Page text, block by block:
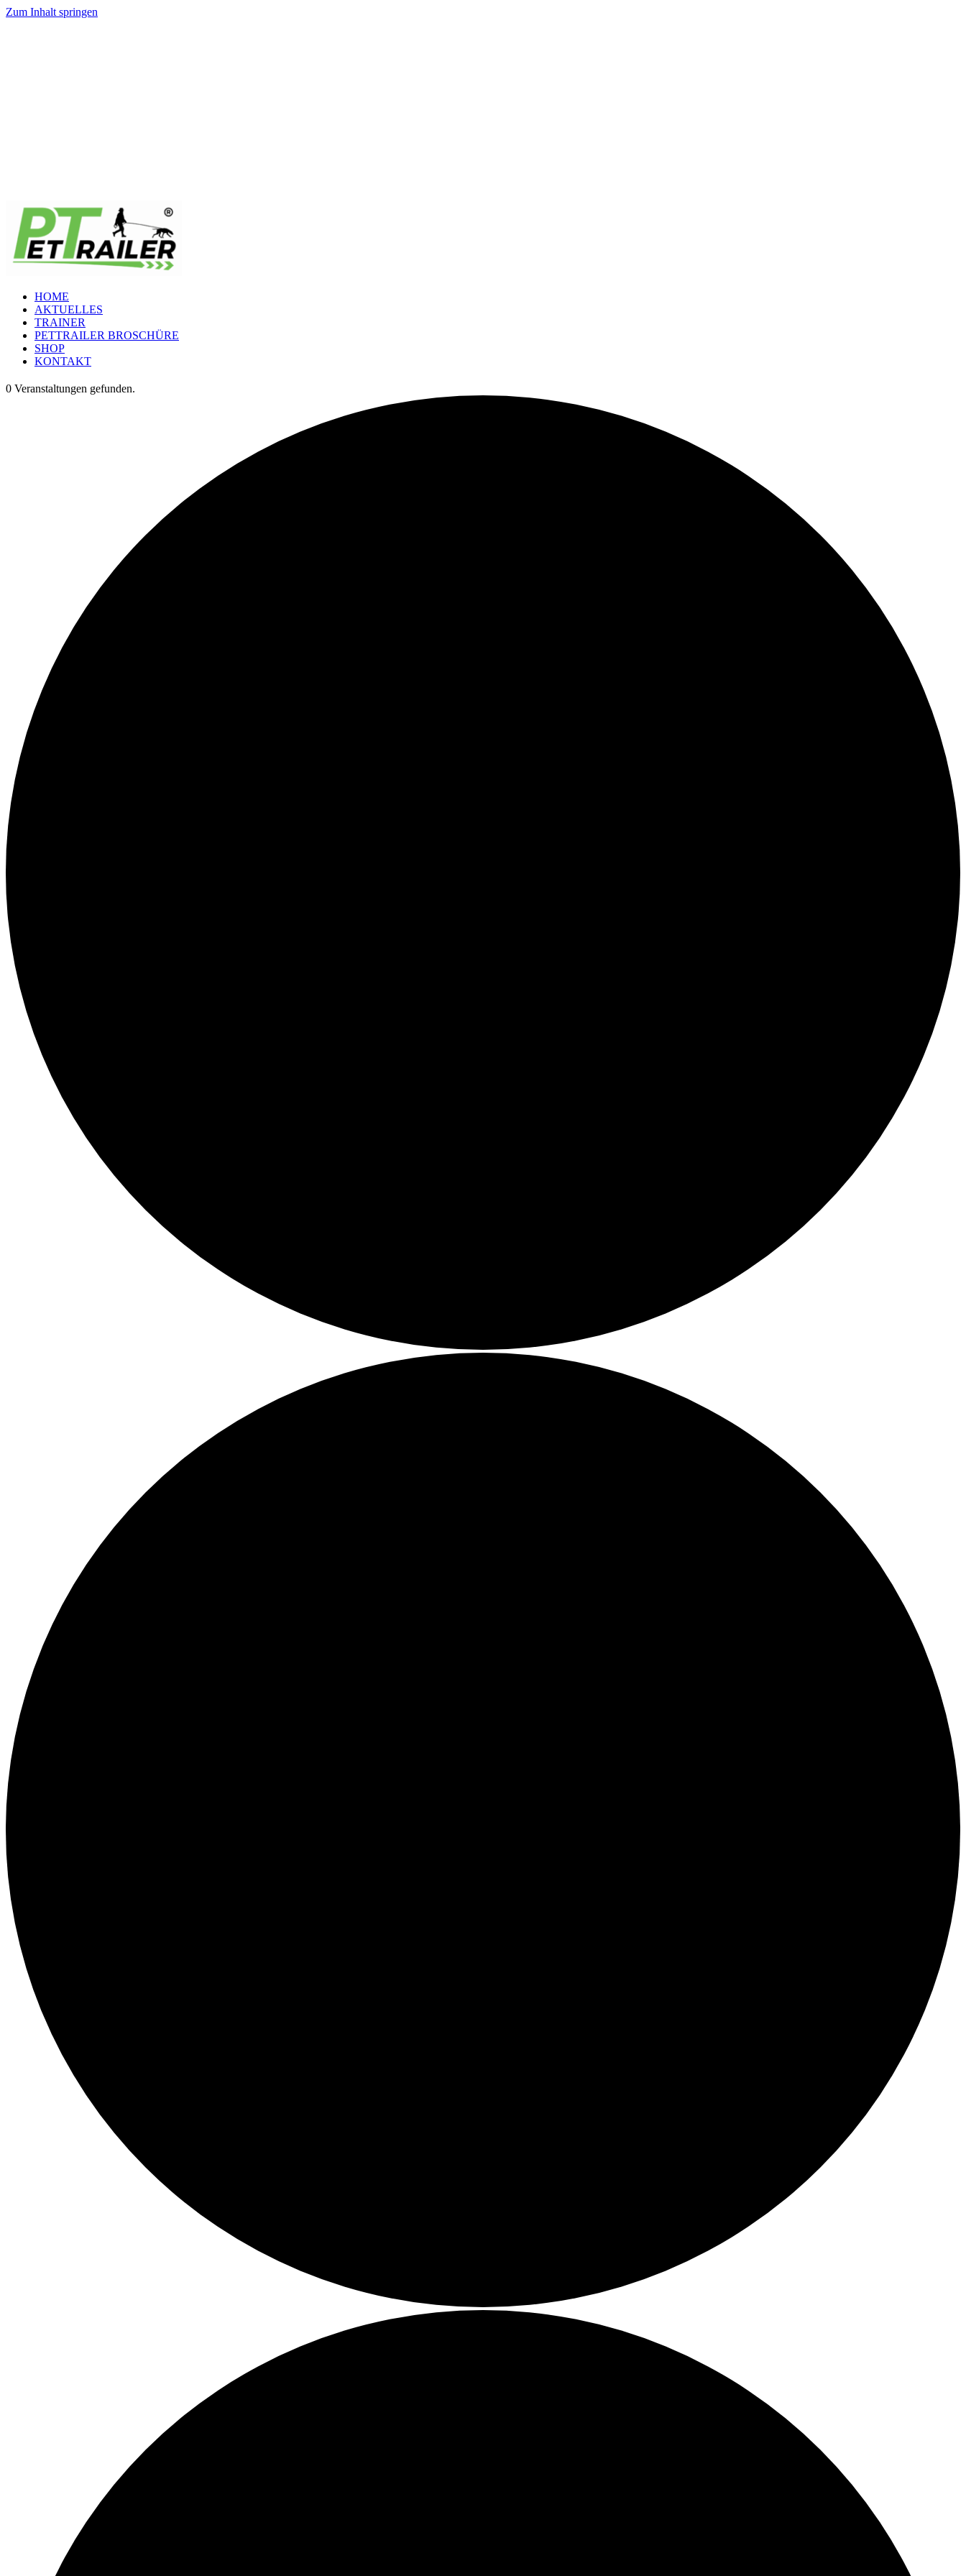
Zum Inhalt springen
HOME
AKTUELLES
TRAINER
PETTRAILER BROSCHÜRE
SHOP
KONTAKT
0 Veranstaltungen gefunden.